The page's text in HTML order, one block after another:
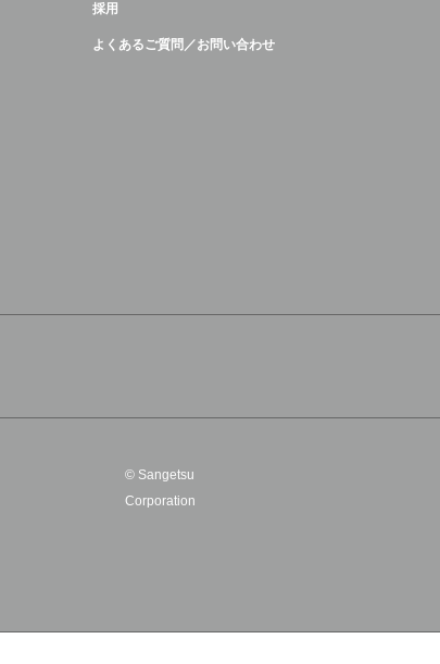
採用
よくあるご質問／お問い合わせ
© Sangetsu
Corporation